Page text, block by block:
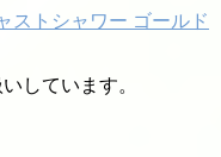
ストシャワー ゴールド
しています。